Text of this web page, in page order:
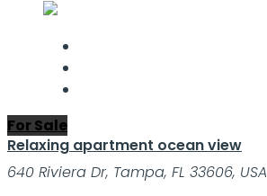
For Sale
Relaxing apartment ocean view
640 Riviera Dr, Tampa, FL 33606, USA